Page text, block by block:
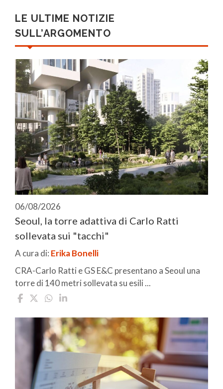
LE ULTIME NOTIZIE
SULL’ARGOMENTO
06/08/2026
Seoul, la torre adattiva di Carlo Ratti
sollevata sui "tacchi"
A cura di: Erika Bonelli
CRA-Carlo Ratti e GS E&C presentano a Seoul una
torre di 140 metri sollevata su esili ...